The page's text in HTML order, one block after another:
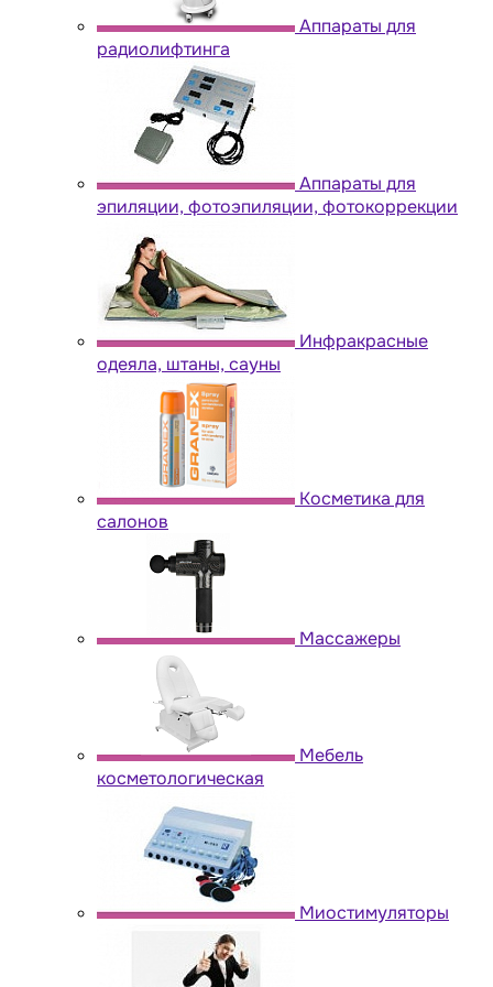
Аппараты для
радиолифтинга
Аппараты для
эпиляции, фотоэпиляции, фотокоррекции
Инфракрасные
одеяла, штаны, сауны
Косметика для
салонов
Массажеры
Мебель
косметологическая
Миостимуляторы